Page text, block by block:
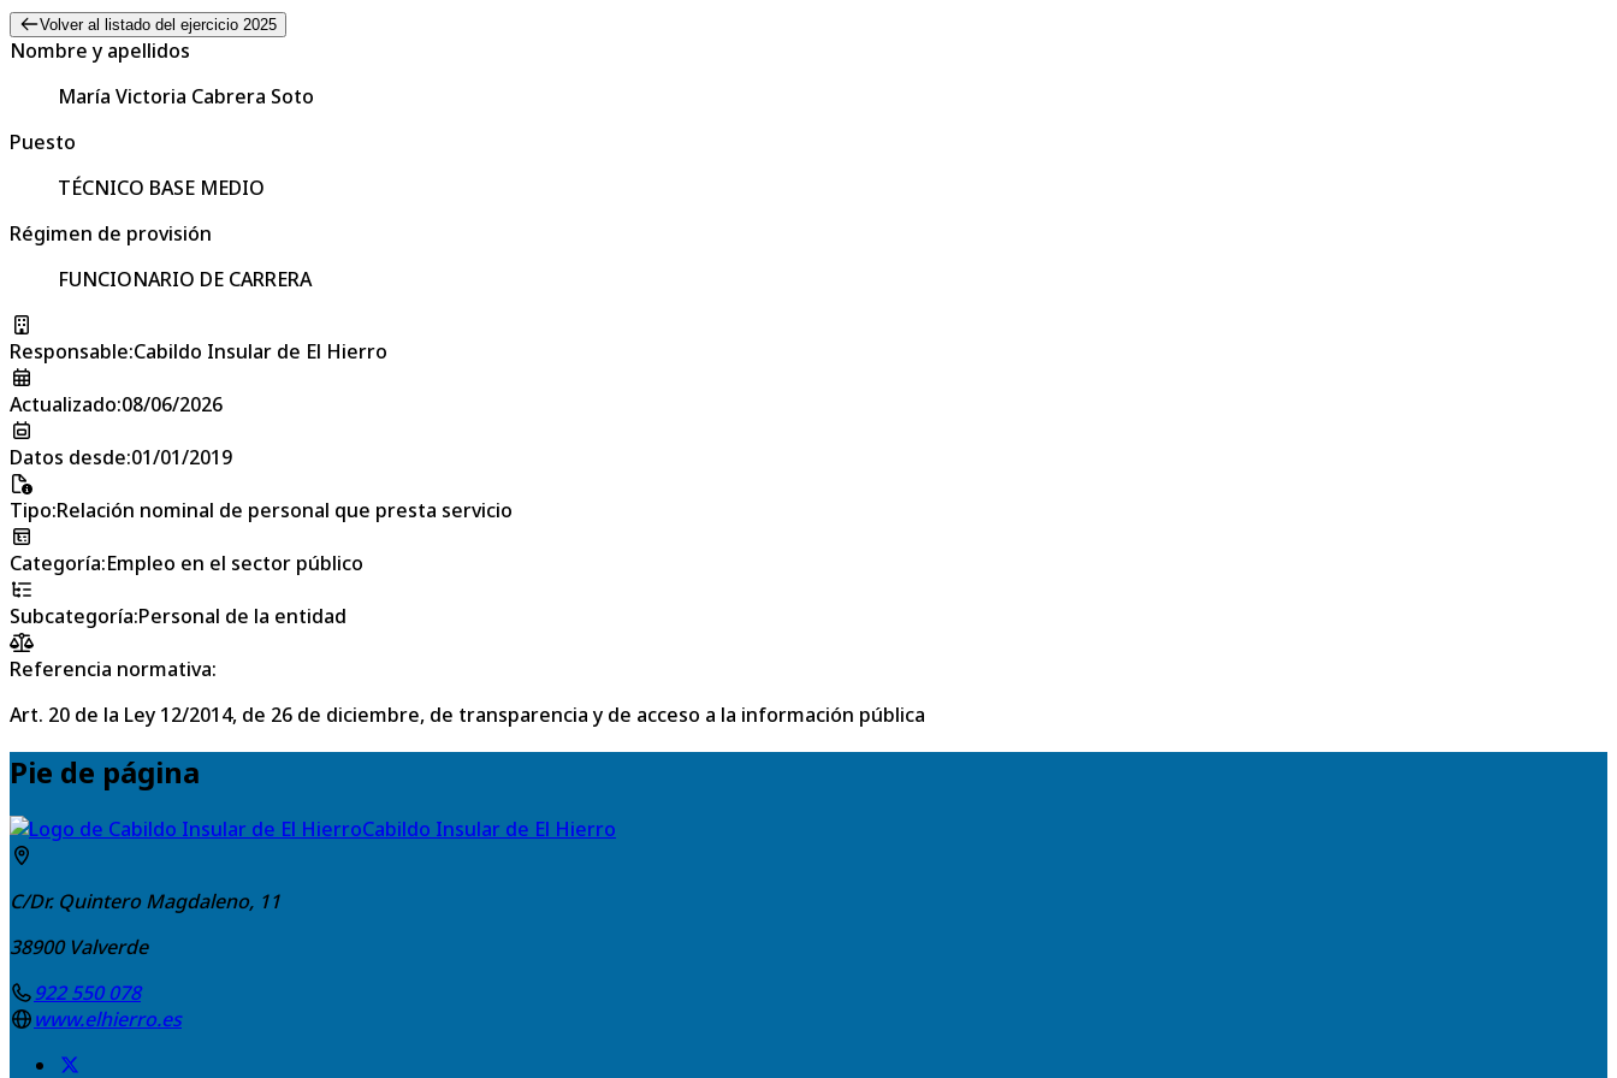
Volver al listado del ejercicio 2025
Nombre y apellidos
María Victoria Cabrera Soto
Puesto
TÉCNICO BASE MEDIO
Régimen de provisión
FUNCIONARIO DE CARRERA
Responsable:Cabildo Insular de El Hierro
Actualizado:08/06/2026
Datos desde:01/01/2019
Tipo:Relación nominal de personal que presta servicio
Categoría:Empleo en el sector público
Subcategoría:Personal de la entidad
Referencia normativa:
Art. 20 de la Ley 12/2014, de 26 de diciembre, de transparencia y de acceso a la información pública
Pie de página
Cabildo Insular de El Hierro
C/Dr. Quintero Magdaleno, 11
38900 Valverde
922 550 078
www.elhierro.es